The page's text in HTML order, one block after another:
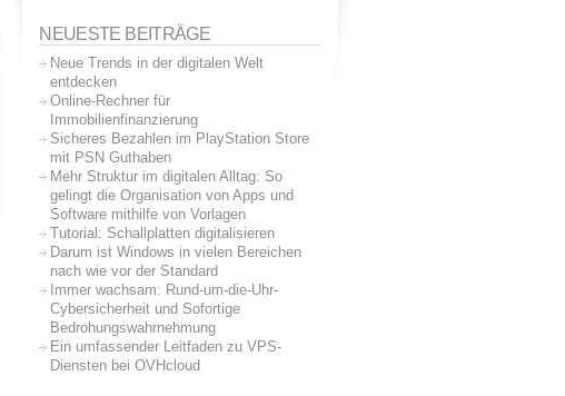
NEUESTE BEITRÄGE
Neue Trends in der digitalen Welt
entdecken
Online-Rechner für
Immobilienfinanzierung
Sicheres Bezahlen im PlayStation Store
mit PSN Guthaben
Mehr Struktur im digitalen Alltag: So
gelingt die Organisation von Apps und
Software mithilfe von Vorlagen
Tutorial: Schallplatten digitalisieren
Darum ist Windows in vielen Bereichen
nach wie vor der Standard
Immer wachsam: Rund-um-die-Uhr-
Cybersicherheit und Sofortige
Bedrohungswahrnehmung
Ein umfassender Leitfaden zu VPS-
Diensten bei OVHcloud